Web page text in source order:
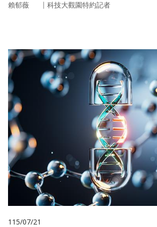
賴郁薇 ｜ 科技大觀園特約記者
115/07/21